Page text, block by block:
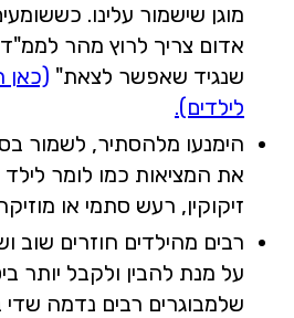
מוגן שישמור עלינו.
אדום צריך לרוץ מהר
שנגיד שאפשר לצאת" (כאן
לילדים).
הימנעו מלהסתיר, לשמור
את המציאות כמו לומר
זיקוקין, רעש סתמי או
רבים מהילדים חוזרים שוב
על מנת להבין ולקבל יותר
שלמבוגרים רבים נדמה